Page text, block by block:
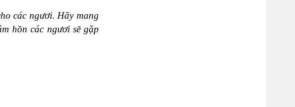
các ngươi. Hãy mang
hồn các ngươi sẽ gặp